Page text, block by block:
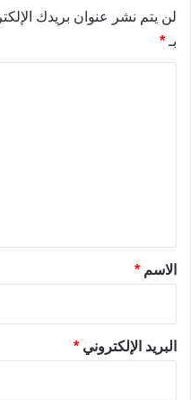
لن يتم نشر عنوان بريدك
بـ *
*الاسم *
البريد الإلكتروني *